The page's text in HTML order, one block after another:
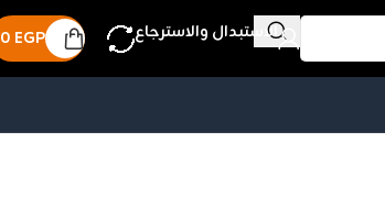
الاستبدال والاسترجاع 0 EGP